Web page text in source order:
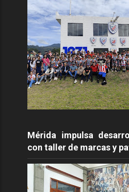
Mérida impulsa
con taller de marcas y